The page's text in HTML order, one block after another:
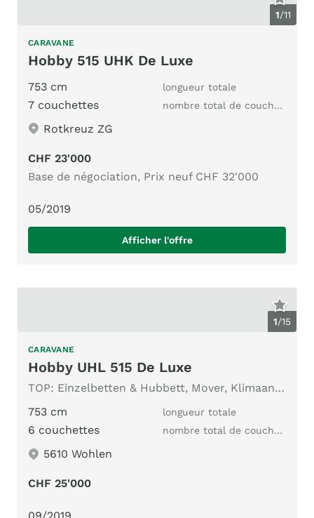
1/11
CARAVANE
Hobby 515 UHK De Luxe
753 cm longueur totale
7 couchettes nombre total de couchages
Rotkreuz ZG
CHF 23'000
Base de négociation, Prix neuf CHF 32'000
05/2019
Afficher l'offre
1/15
CARAVANE
Hobby UHL 515 De Luxe
TOP: Einzelbetten & Hubbett, Mover, Klimaanlage, Vorzelt
753 cm
longueur totale
6 couchettes nombre total de couchages
5610 Wohlen
CHF 25'000